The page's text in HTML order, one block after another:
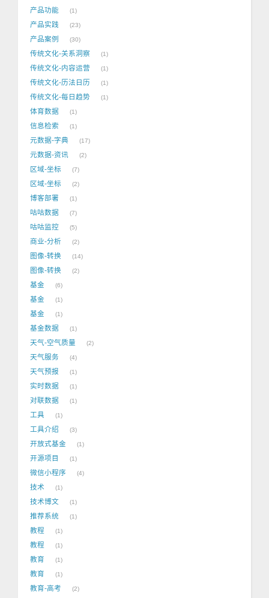
产品功能 1
产品实践 23
产品案例 30
传统文化-关系洞察 1
传统文化-内容运营 1
传统文化-历法日历 1
传统文化-每日趋势 1
体育数据 1
信息检索 1
元数据-字典 17
元数据-资讯 2
区域-坐标 7
区域-坐标 2
博客部署 1
咕咕数据 7
咕咕监控 5
商业-分析 2
图像-转换 14
图像-转换 2
基金 6
基金 1
基金 1
基金数据 1
天气-空气质量 2
天气服务 4
天气预报 1
实时数据 1
对联数据 1
工具 1
工具介绍 3
开放式基金 1
开源项目 1
微信小程序 4
技术 1
技术博文 1
推荐系统 1
教程 1
教程 1
教育 1
教育 1
教育-高考 2